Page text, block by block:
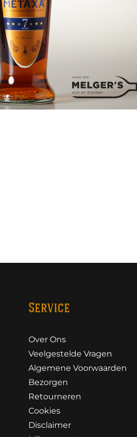
Service
Over Ons
Veelgestelde Vragen
Algemene Voorwaarden
Bezorgen
Retourneren
Cookies
Disclaimer